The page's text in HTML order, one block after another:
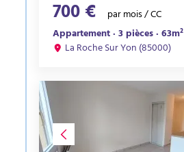
700 €
par mois / CC
Appartement · 3 pièces · 63m²
La Roche Sur Yon (85000)